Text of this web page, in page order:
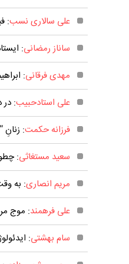
علی سالاری نسب:
ساناز رمضانی:
مهدی فرقانی:
علی استادحبیب:
فرزانه حکمت: زنانِ
سعید مستغاثی:
مریم انصاری: به
علی فرهمند: موج
سام بهشتی: